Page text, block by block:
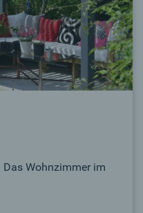
Wohnzimmer im